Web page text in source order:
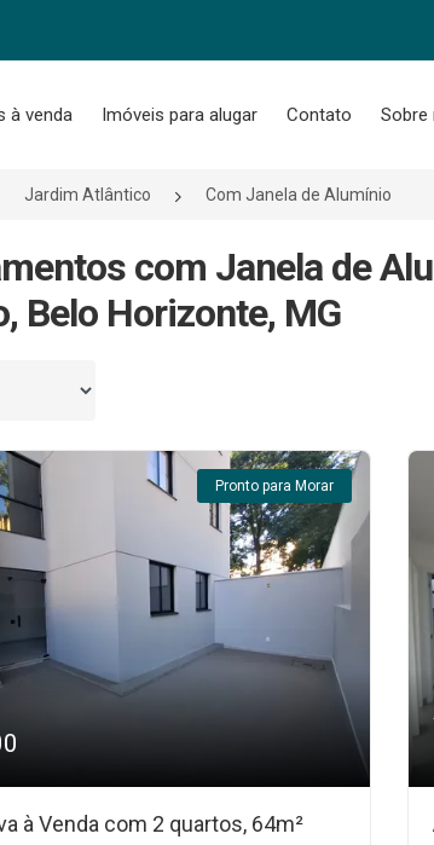
à venda Imóveis para alugar Contato Sobre
Jardim Atlântico Com Janela de Alumínio
com Janela de
Belo Horizonte, MG
Pronto para Morar
à Venda com 2 quartos, 64m²